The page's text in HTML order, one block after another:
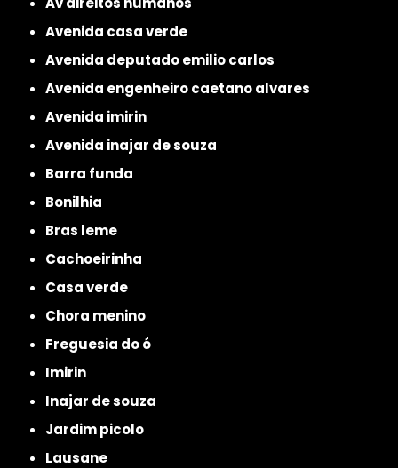
avenida casa verde
avenida deputado emilio carlos
avenida engenheiro caetano alvares
avenida imirin
avenida inajar de souza
barra funda
bonilhia
bras leme
cachoeirinha
casa verde
chora menino
freguesia do ó
imirin
inajar de souza
jardim picolo
lausane